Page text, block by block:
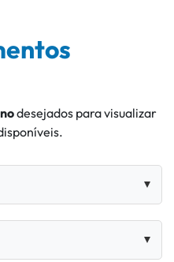
desejados para visualizar